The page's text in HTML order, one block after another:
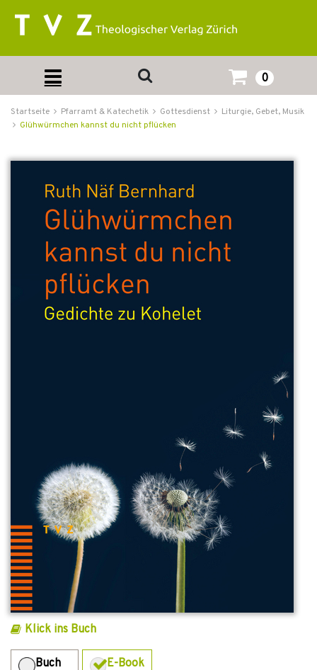
0
Startseite Pfarramt & Katechetik Gottesdienst
Liturgie, Gebet, Musik
Glühwürmchen kannst du nicht pflücken
Klick ins Buch
Buch E-Book